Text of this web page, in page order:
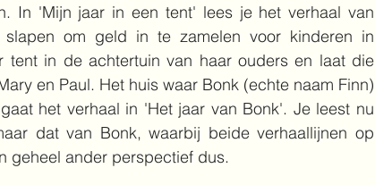
In 'Mijn jaar in een tent' lees je het verhaal van
om geld in te zamelen voor kinderen in
tent in de achtertuin van haar ouders en laat die
en Paul. Het huis waar Bonk (echte naam Finn)
het verhaal in 'Het jaar van Bonk'. Je leest nu
dat van Bonk, waarbij beide verhaallijnen op
geheel ander perspectief dus.